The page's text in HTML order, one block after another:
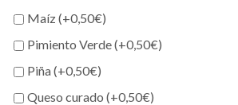
Maíz (+0,50€)
Pimiento Verde (+0,50€)
Piña (+0,50€)
Queso curado (+0,50€)